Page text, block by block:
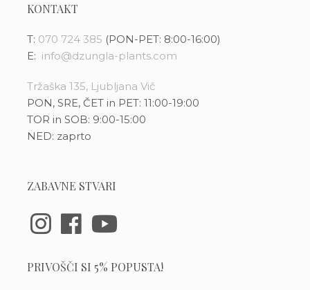
KONTAKT
T: 070 724 385 (PON-PET: 8:00-16:00)
E: info@dzungla-plants.com
Tržaška 135, Ljubljana Vič
PON, SRE, ČET in PET: 11:00-19:00
TOR in SOB: 9:00-15:00
NED: zaprto
ZABAVNE STVARI
PRIVOŠČI SI 5% POPUSTA!